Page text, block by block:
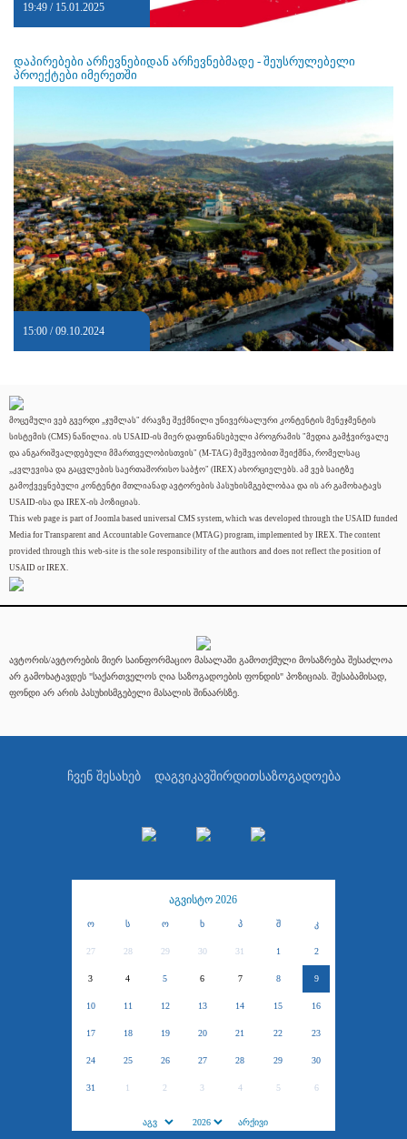
19:49 / 15.01.2025
დაპირებები არჩევნებიდან არჩევნებმადე - შეუსრულებელი
პროექტები იმერეთში
15:00 / 09.10.2024
მოცემული ვებ გვერდი „ჯუმლას" ძრავზე შექმნილი უნივერსალური კონტენტის მენეჯმენტის
სისტემის (CMS) ნაწილია. ის USAID-ის მიერ დაფინანსებული პროგრამის "მედია გამჭვირვალე
და ანგარიშვალდებული მმართველობისთვის" (M-TAG) მეშვეობით შეიქმნა, რომელსაც
„კვლევისა და გაცვლების საერთაშორისო საბჭო" (IREX) ახორციელებს. ამ ვებ საიტზე
გამოქვეყნებული კონტენტი მთლიანად ავტორების პასუხისმგებლობაა და ის არ გამოხატავს
USAID-ისა და IREX-ის პოზიციას.
This web page is part of Joomla based universal CMS system, which was developed through the USAID funded
Media for Transparent and Accountable Governance (MTAG) program, implemented by IREX. The content
provided through this web-site is the sole responsibility of the authors and does not reflect the position of
USAID or IREX.
ავტორის/ავტორების მიერ საინფორმაციო მასალაში გამოთქმული მოსაზრება შესაძლოა
არ გამოხატავდეს "საქართველოს ღია საზოგადოების ფონდის" პოზიციას. შესაბამისად,
ფონდი არ არის პასუხისმგებელი მასალის შინაარსზე.
ჩვენ შესახებ დაგვიკავშირდითსაზოგადოება
აგვისტო 2026
ო ს ო ხ პ შ კ
27 28 29 30 31 1 2
3 4 5 6 7 8 9
10 11 12 13 14 15 16
17 18 19 20 21 22 23
24 25 26 27 28 29 30
31 1 2 3 4 5 6